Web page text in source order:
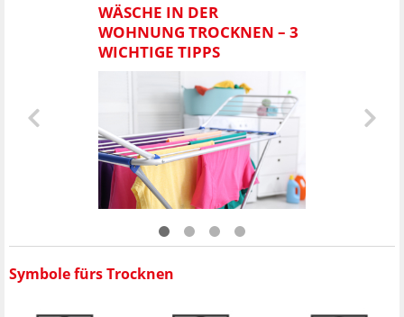
WÄSCHE IN DER
WOHNUNG TROCKNEN – 3
WICHTIGE TIPPS
Symbole fürs Trocknen